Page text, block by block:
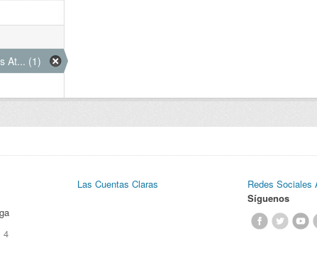
At... (1)
4
Las Cuentas Claras
Redes Sociales
Síguenos